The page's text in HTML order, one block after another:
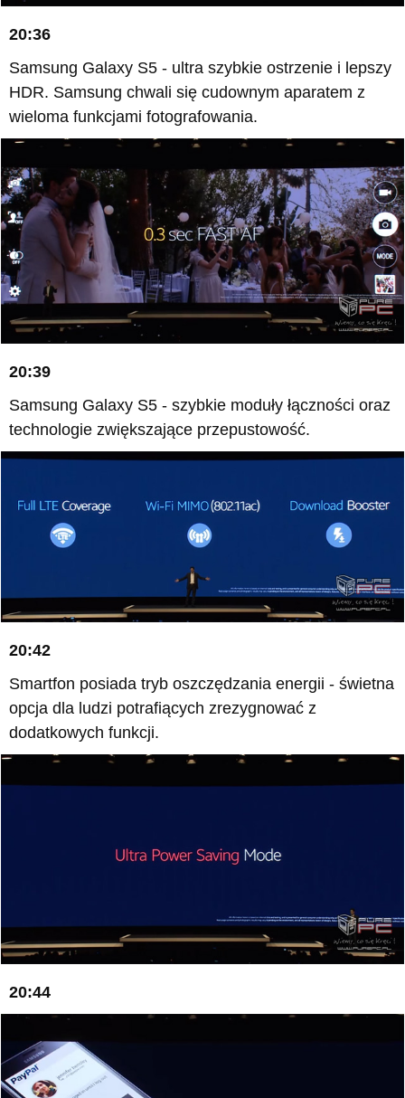
20:36
Samsung Galaxy S5 - ultra szybkie ostrzenie i lepszy
HDR. Samsung chwali się cudownym aparatem z
wieloma funkcjami fotografowania.
20:39
Samsung Galaxy S5 - szybkie moduły łączności oraz
technologie zwiększające przepustowość.
20:42
Smartfon posiada tryb oszczędzania energii - świetna
opcja dla ludzi potrafiących zrezygnować z
dodatkowych funkcji.
20:44